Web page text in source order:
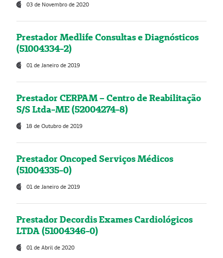
03 de Novembro de 2020
Prestador Medlife Consultas e Diagnósticos
(51004334-2)
01 de Janeiro de 2019
Prestador CERPAM – Centro de Reabilitação
S/S Ltda-ME (52004274-8)
18 de Outubro de 2019
Prestador Oncoped Serviços Médicos
(51004335-0)
01 de Janeiro de 2019
Prestador Decordis Exames Cardiológicos
LTDA (51004346-0)
01 de Abril de 2020